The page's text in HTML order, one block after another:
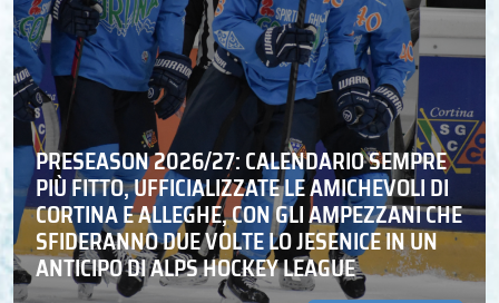
PRESEASON 2026/27: CALENDARIO SEMPRE
PIÙ FITTO, UFFICIALIZZATE LE AMICHEVOLI DI
CORTINA E ALLEGHE, CON GLI AMPEZZANI CHE
SFIDERANNO DUE VOLTE LO JESENICE IN UN
ANTICIPO DI ALPS HOCKEY LEAGUE